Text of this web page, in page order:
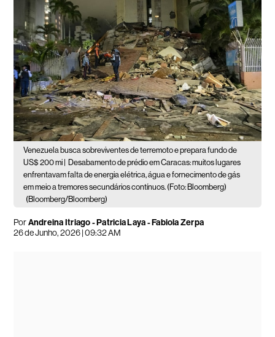
Venezuela busca sobreviventes de terremoto e prepara fundo de
US$ 200 mi |
Desabamento de prédio em Caracas: muitos lugares
enfrentavam falta de energia elétrica, água e fornecimento de gás
em meio a tremores secundários contínuos. (Foto: Bloomberg)
(Bloomberg/Bloomberg)
PorAndreina Itriago - Patricia Laya - Fabiola Zerpa
26 de Junho, 2026 | 09:32 AM